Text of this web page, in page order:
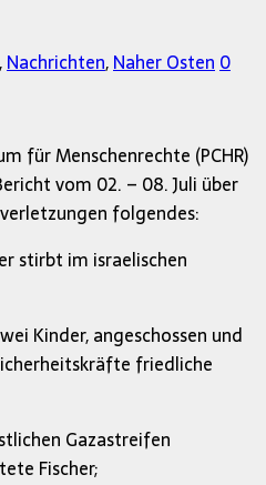
,Nachrichten,Naher Osten0
für Menschenrechte (PCHR)
vom 02. – 08. Juli über
folgendes:
stirbt im israelischen
Kinder, angeschossen und
friedliche
Gazastreifen
Fischer;